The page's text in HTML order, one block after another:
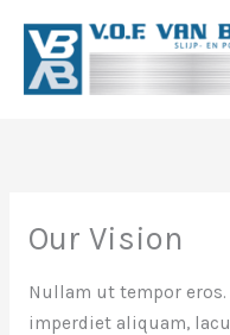
naar
Our Vision
Nullam ut tempor
imperdiet aliquam,